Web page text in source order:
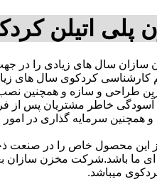
پلی اتیلن
سال های زیادی را در
کارشناسی کردکوی سال
طراحی و سازه و همچنین
خاطر مشتریان پس از
این محصول خاص را در صنعت
ای ما باشد.شرکت مخزن سازان
میباشد.